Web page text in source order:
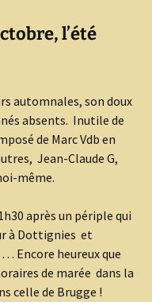
l’été
automnales, son doux
absents. Inutile de
de Marc Vdb en
Jean-Claude G,
même.
après un périple qui
à Dottignies et
Encore heureux que
de marée dans la
celle de Brugge !